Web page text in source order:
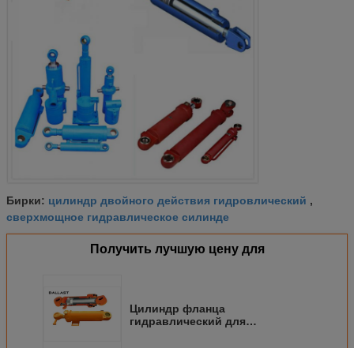
Бирки: цилиндр двойного действия гидровлический ,
сверхмощное гидравлическое силинде
Получить лучшую цену для
Цилиндр фланца
гидравлический для